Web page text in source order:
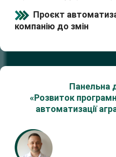
Проєкт
компанію до змін
Панельна
«Розвиток
автоматизації